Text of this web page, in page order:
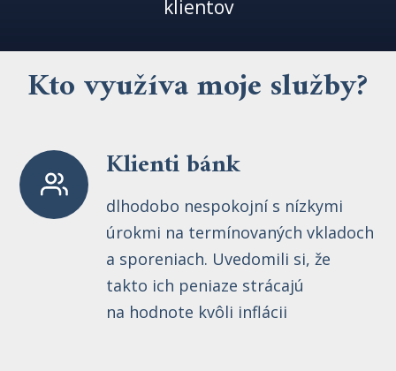
klientov
Kto využíva moje služby?
Klienti bánk
dlhodobo nespokojní s nízkymi
úrokmi na termínovaných vkladoch
a sporeniach. Uvedomili si, že
takto ich peniaze strácajú
na hodnote kvôli inflácii